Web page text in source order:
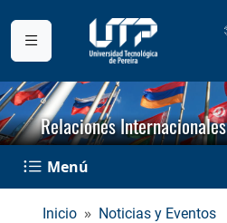
Relaciones Internacionales
Menú
Inicio Noticias y Eventos